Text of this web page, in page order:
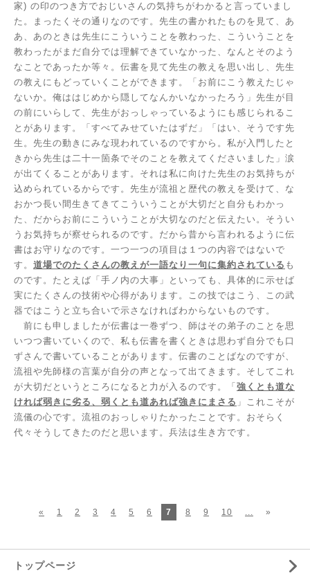
家) の印のつき方でおじいさんの気持ちがわかると言っていまし
た。まったくその通りなのです。先生の書かれたものを見て、あ
あ、あのときは先生にこういうことを教わった、こういうことを
教わったがまだ自分では理解できていなかった、なんとそのよう
なことであったか等々。伝書を見て先生の教えを思い出し、先生
の教えにもどっていくことができます。「お前にこう教えたじゃ
ないか。俺ははじめから隠してなんかいなかったろう」先生が目
の前にいらして、先生がおっしゃっているようにも感じられるこ
とがあります。「すべてみせていたはずだ」「はい、そうです先
生。先生の動きにみな現われているのですから。私が入門したと
きから先生は二十一箇条でそのことを教えてくださいました」涙
が出てくることがあります。それは私に向けた先生のお気持ちが
込められているからです。先生が流祖と歴代の教えを受けて、な
おかつ長い間生きてきてこういうことが大切だと自分もわかっ
た、だからお前にこういうことが大切なのだと伝えたい。そうい
うお気持ちが察せられるのです。だから昔から言われるように伝
書はお守りなのです。一つ一つの項目は１つの内容ではないで
す。 道場でのたくさんの教えが一語なり一句に集約されている も
のです。たとえば「手ノ内の大事」といっても、具体的に示せば
実にたくさんの技術や心得があります。この技ではこう、この武
器ではこうと立ち合いで示さなければわからないものです。
前にも申しましたが伝書は一巻ずつ、師はその弟子のことを思
いつつ書いていくので、私も伝書を書くときは思わず自分でも口
ずさんで書いていることがあります。伝書のことばなのですが、
流祖や先師様の言葉が自分の声となって出てきます。そしてこれ
が大切だというところになると力が入るのです。「 強くとも道な
ければ弱きに劣る、弱くとも道あれば強きにまさる 」これこそが
流儀の心です。流祖のおっしゃりたかったことです。おそらく
代々そうしてきたのだと思います。兵法は生き方です。
« 1 2 3 4 5 6 7 8 9 10 ... »
トップページ